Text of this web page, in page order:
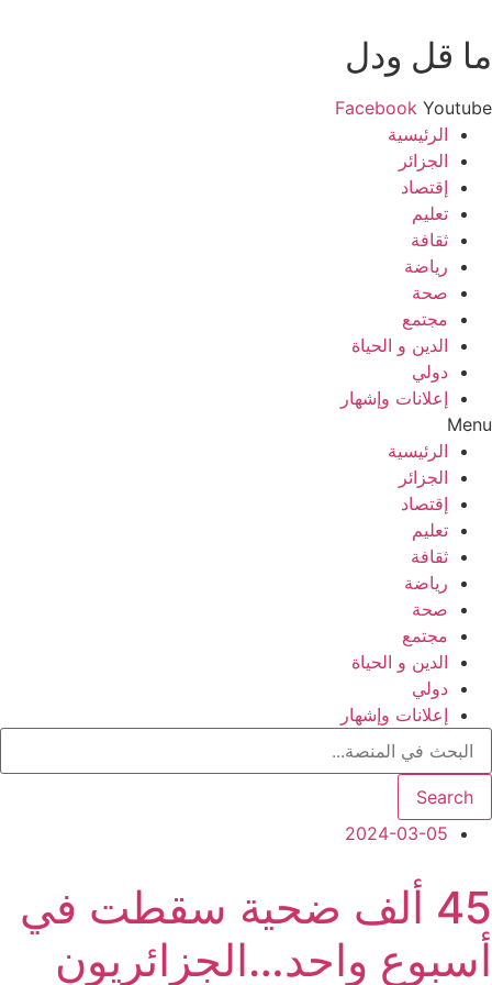
ما قل ودل
Facebook Youtube
الرئيسية
الجزائر
إقتصاد
تعليم
ثقافة
رياضة
صحة
مجتمع
الدين و الحياة
دولي
إعلانات وإشهار
Menu
الرئيسية
الجزائر
إقتصاد
تعليم
ثقافة
رياضة
صحة
مجتمع
الدين و الحياة
دولي
إعلانات وإشهار
Search
2024-03-05
45 ألف ضحية سقطت في
أسبوع واحد…الجزائريون